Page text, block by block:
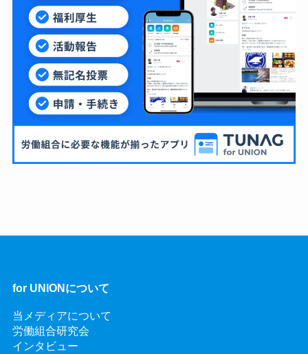
for UNIONについて
当メディアについて
労働組合研究会
インタビュー